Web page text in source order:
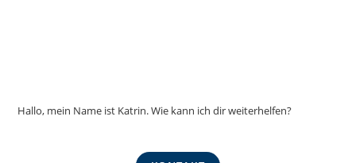
Hallo, mein Name ist Katrin. Wie kann ich dir weiterhelfen?